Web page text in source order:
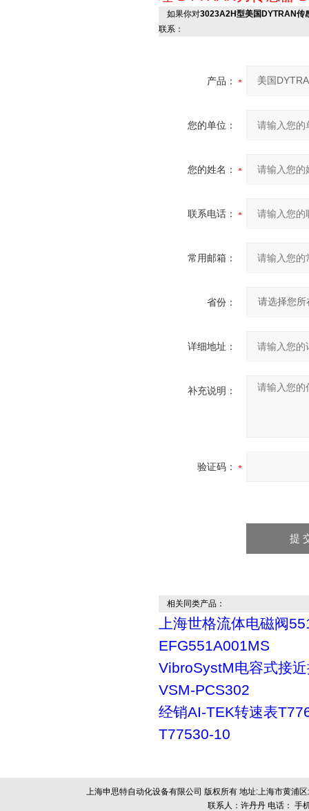
如果你对3023A2H型美国DYTRAN传
联系：
产品：
您的单位：
您的姓名：
联系电话：
常用邮箱：
省份：
详细地址：
补充说明：
验证码：
相关同类产品：
上海世格流体电磁阀
EFG551A001MS
VibroSystM电容式接
VSM-PCS302
经销AI-TEK转速表
T77530-10
上海申思特自动化设备有限公司 版权所有 地址:上海市黄浦
联系人：许丹丹 电话： 手